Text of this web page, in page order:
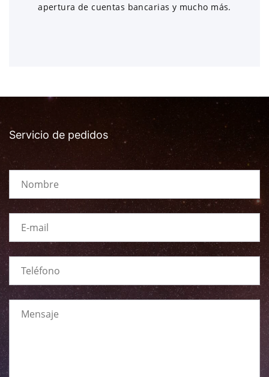
apertura de cuentas bancarias y mucho más.
Servicio de pedidos